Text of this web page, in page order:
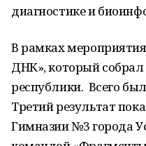
диагностике и
В рамках
ДНК», который
республики. Всего
Третий результат
Гимназии №3 города